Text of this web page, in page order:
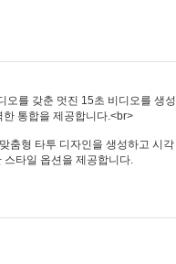
오를 갖춘 멋진 15초 비디오를 생성
통합을 제공합니다.<br>
춤형 타투 디자인을 생성하고 시각
타일 옵션을 제공합니다.